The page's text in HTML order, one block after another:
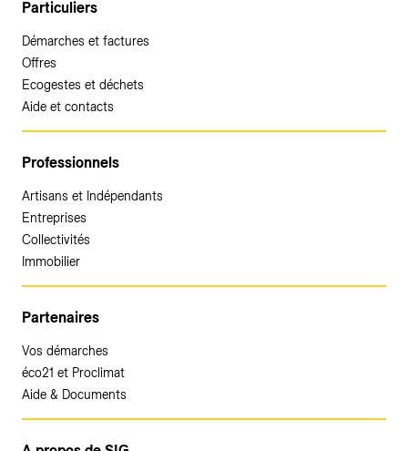
Particuliers
Démarches et factures
Offres
Ecogestes et déchets
Aide et contacts
Professionnels
Artisans et Indépendants
Entreprises
Collectivités
Immobilier
Partenaires
Vos démarches
éco21 et Proclimat
Aide & Documents